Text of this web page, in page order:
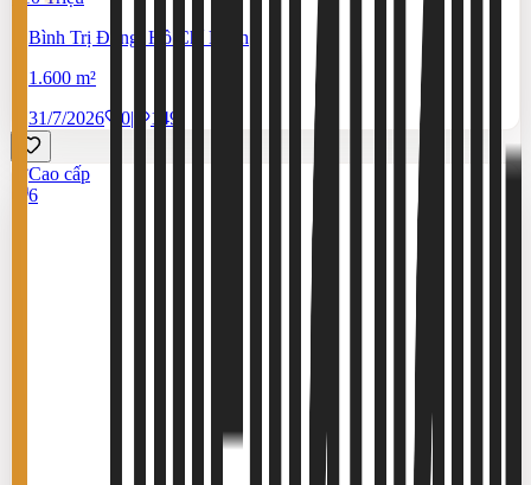
Bình Trị Đông, Hồ Chí Minh
1.600 m²
31/7/2026
0| 149
Cao cấp
6